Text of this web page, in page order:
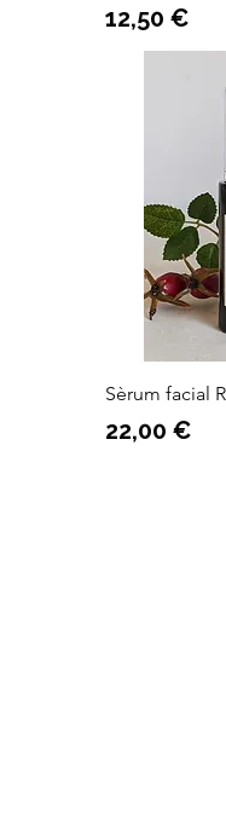
Preu
12,50 €
Sèrum facial
Preu
22,00 €